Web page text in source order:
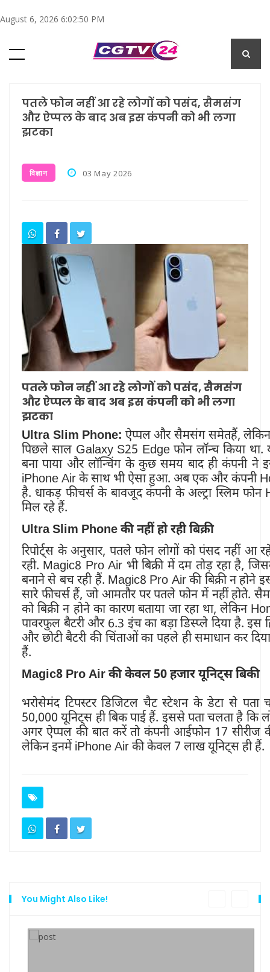
August 6, 2026 6:02:51 PM
पतले फोन नहीं आ रहे लोगों को पसंद, सैमसंग
और ऐप्पल के बाद अब इस कंपनी को भी लगा
झटका
विज्ञान 03 May 2026
पतले फोन नहीं आ रहे लोगों को पसंद, सैमसंग
और ऐप्पल के बाद अब इस कंपनी को भी लगा
झटका
Ultra Slim Phone: ऐप्पल और सैमसंग समेतहैं,
पिछले साल Galaxy S25 Edge फोन लॉन्च किया
बना पाया और लॉन्चिंग के कुछ समय बाद ही कंपनी ने
iPhone Air के साथ भी ऐसा हुआ. अब एक और कंपनी
है. धाकड़ फीचर्स के बावजूद कंपनी के अल्ट्रा स्लिम फोन
मिल रहे हैं.
Ultra Slim Phone की नहीं हो रही बिक्री
रिपोर्ट्स के अनुसार, पतले फोन लोगों को पंसद नहीं आ
रही. Magic8 Pro Air भी बिक्री में दम तोड़ रहा है,
बनाने से बच रही हैं. Magic8 Pro Air की बिक्री न होने
सारे फीचर्स हैं, जो आमतौर पर पतले फोन में नहीं होते.
को बिक्री न होने का कारण बताया जा रहा था,
पावरफुल बैटरी और 6.3 इंच का बड़ा डिस्प्ले दिया है. इस
और छोटी बैटरी की चिंताओं का पहले ही समाधान कर
हैं.
Magic8 Pro Air की केवल 50 हजार यूनिट्स बिकी
भरोसेमंद टिपस्टर डिजिटल चैट स्टेशन के डेटा से
50,000 यूनिट्स ही बिक पाई हैं. इससे पता चलता है कि
अगर ऐप्पल की बात करें तो कंपनी आईफोन 17
लेकिन इनमें iPhone Air की केवल 7 लाख यूनिट्स ही हैं.
You Might Also Like!